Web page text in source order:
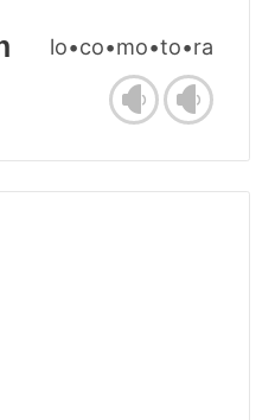
lo•co•mo•to•ra